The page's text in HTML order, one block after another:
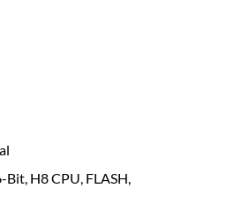
H8 CPU, FLASH,